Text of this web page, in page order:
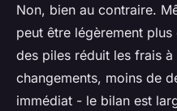
Non, bien au contraire.
peut être légèrement plus
des piles réduit les frais
changements, moins de
immédiat - le bilan est